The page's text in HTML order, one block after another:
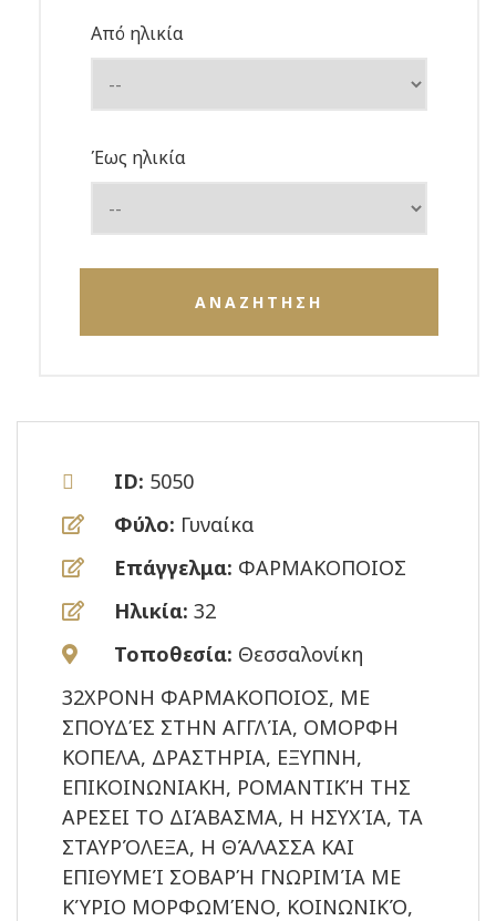
Από ηλικία
Έως ηλικία
ΑΝΑΖΗΤΗΣΗ
ID: 5050
Φύλο: Γυναίκα
Επάγγελμα: ΦΑΡΜΑΚΟΠΟΙΟΣ
Ηλικία: 32
Τοποθεσία: Θεσσαλονίκη
32ΧΡΟΝΗ ΦΑΡΜΑΚΟΠΟΙΟΣ, ΜΕ
ΣΠΟΥΔΈΣ ΣΤΗΝ ΑΓΓΛΊΑ, ΟΜΟΡΦΗ
ΚΟΠΕΛΑ, ΔΡΑΣΤΗΡΙΑ, ΕΞΥΠΝΗ,
ΕΠΙΚΟΙΝΩΝΙΑΚΗ, ΡΟΜΑΝΤΙΚΉ ΤΗΣ
ΑΡΕΣΕΙ ΤΟ ΔΙΆΒΑΣΜΑ, Η ΗΣΥΧΊΑ, ΤΑ
ΣΤΑΥΡΌΛΕΞΑ, Η ΘΆΛΑΣΣΑ ΚΑΙ
ΕΠΙΘΥΜΕΊ ΣΟΒΑΡΉ ΓΝΩΡΙΜΊΑ ΜΕ
ΚΎΡΙΟ ΜΟΡΦΩΜΈΝΟ, ΚΟΙΝΩΝΙΚΌ,